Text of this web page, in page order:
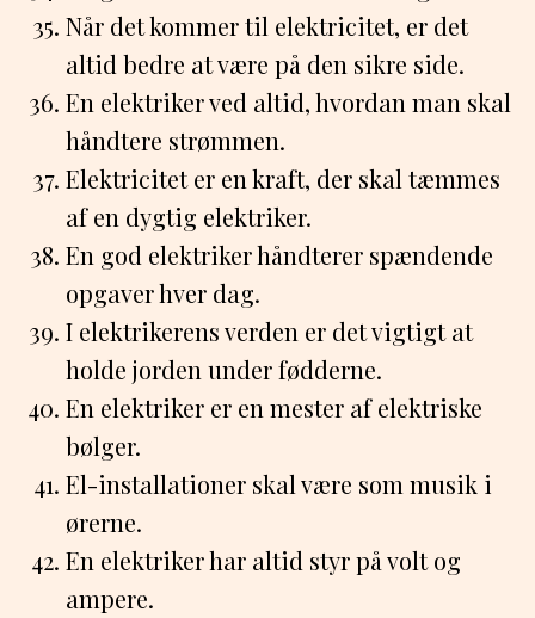
Når det kommer til elektricitet, er det
altid bedre at være på den sikre side.
En elektriker ved altid, hvordan man skal
håndtere strømmen.
Elektricitet er en kraft, der skal tæmmes
af en dygtig elektriker.
En god elektriker håndterer spændende
opgaver hver dag.
I elektrikerens verden er det vigtigt at
holde jorden under fødderne.
En elektriker er en mester af elektriske
bølger.
El-installationer skal være som musik i
ørerne.
En elektriker har altid styr på volt og
ampere.